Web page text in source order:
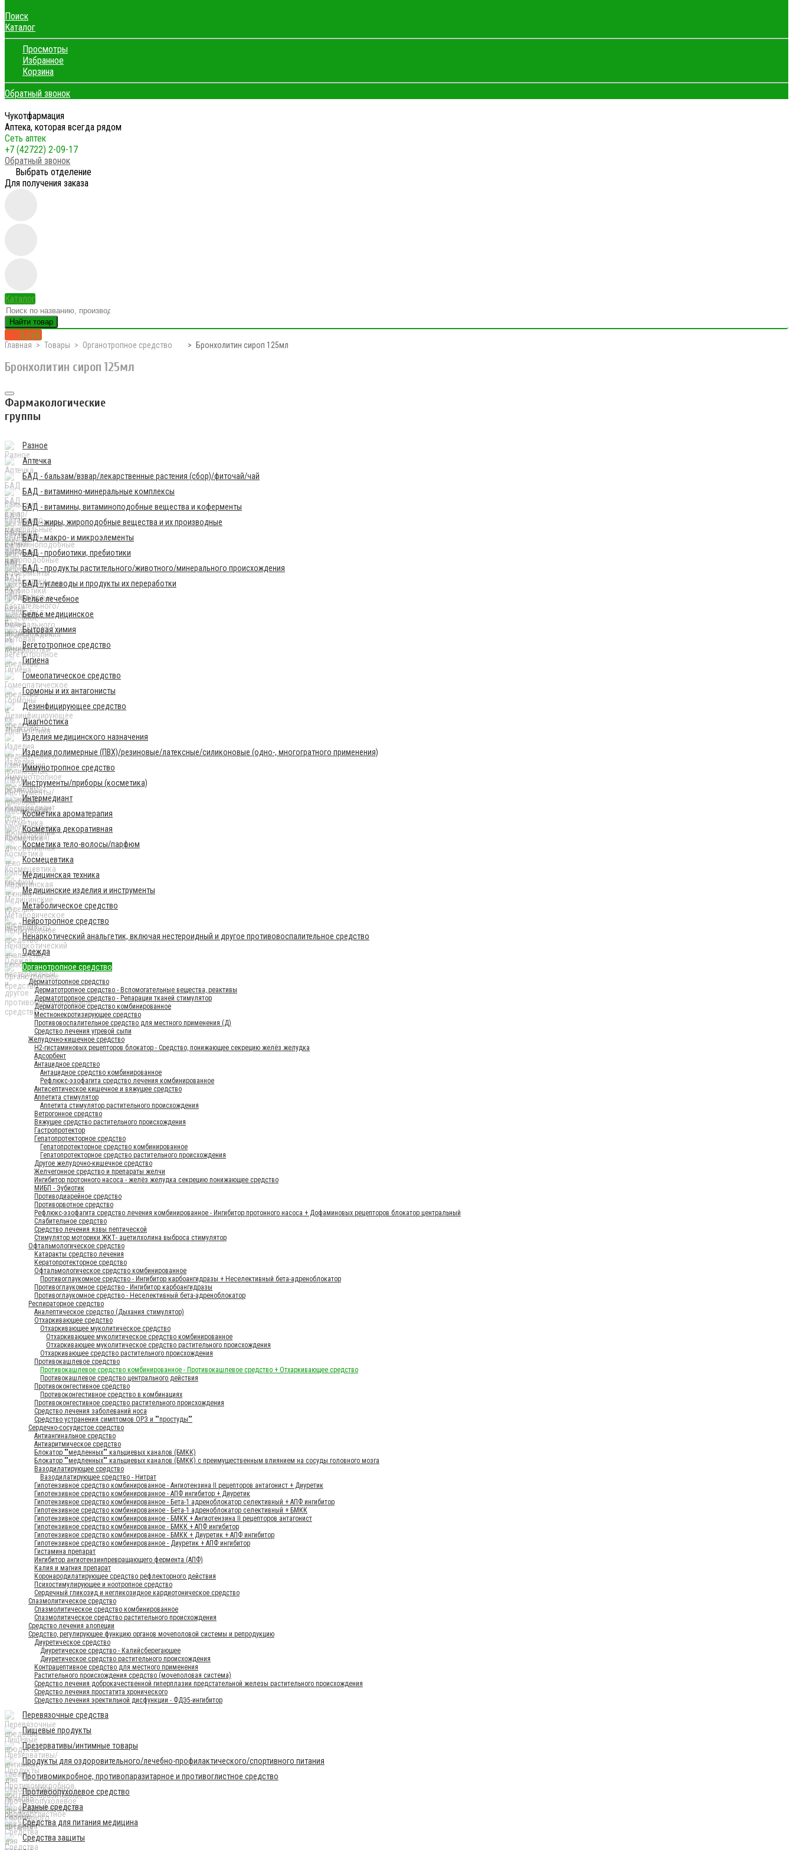
Поиск
Каталог
Просмотры
Избранное
Корзина
Обратный звонок
Чукотфармация
Аптека, которая всегда рядом
Сеть аптек
+7 (42722) 2-09-17
Обратный звонок
Выбрать отделение
Для получения заказа
Каталог
Найти товар
0 руб.
Главная Товары Органотропное средство Бронхолитин сироп 125мл
Бронхолитин сироп 125мл
Фармакологические
группы
Разное
Аптечка
БАД - бальзам/взвар/лекарственные растения (сбор)/фиточай/чай
БАД - витаминно-минеральные комплексы
БАД - витамины, витаминоподобные вещества и коферменты
БАД - жиры, жироподобные вещества и их производные
БАД - макро- и микроэлементы
БАД - пробиотики, пребиотики
БАД - продукты растительного/животного/минерального происхождения
БАД - углеводы и продукты их переработки
Бельё лечебное
Бельё медицинское
Бытовая химия
Вегетотропное средство
Гигиена
Гомеопатическое средство
Гормоны и их антагонисты
Дезинфицирующее средство
Диагностика
Изделия медицинского назначения
Изделия полимерные (ПВХ)/резиновые/латексные/силиконовые (одно-, многогратного применения)
Иммунотропное средство
Инструменты/приборы (косметика)
Интермедиант
Косметика ароматерапия
Косметика декоративная
Косметика тело-волосы/парфюм
Космецевтика
Медицинская техника
Медицинские изделия и инструменты
Метаболическое средство
Нейротропное средство
Ненаркотический анальгетик, включая нестероидный и другое противовоспалительное средство
Одежда
Органотропное средство
Дерматотропное средство
Дерматотропное средство - Вспомогательные вещества, реактивы
Дерматотропное средство - Репарации тканей стимулятор
Дерматотропное средство комбинированное
Местнонекротизирующее средство
Противовоспалительное средство для местного применения (Д)
Средство лечения угревой сыпи
Желудочно-кишечное средство
H2-гистаминовых рецепторов блокатор - Средство, понижающее секрецию желёз желудка
Адсорбент
Антацидное средство
Антацидное средство комбинированное
Рефлюкс-эзофагита средство лечения комбинированное
Антисептическое кишечное и вяжущее средство
Аппетита стимулятор
Аппетита стимулятор растительного происхождения
Ветрогонное средство
Вяжущее средство растительного происхождения
Гастропротектор
Гепатопротекторное средство
Гепатопротекторное средство комбинированное
Гепатопротекторное средство растительного происхождения
Другое желудочно-кишечное средство
Желчегонное средство и препараты желчи
Ингибитор протонного насоса - желёз желудка секрецию понижающее средство
МИБП - Эубиотик
Противодиарейное средство
Противорвотное средство
Рефлюкс-эзофагита средство лечения комбинированное - Ингибитор протонного насоса + Дофаминовых рецепторов блокатор центральный
Слабительное средство
Средство лечения язвы пептической
Стимулятор моторики ЖКТ- ацетилхолина выброса стимулятор
Офтальмологическое средство
Катаракты средство лечения
Кератопротекторное средство
Офтальмологическое средство комбинированное
Противоглаукомное средство - Ингибитор карбоангидразы + Неселективный бета-адреноблокатор
Противоглаукомное средство - Ингибитор карбоангидразы
Противоглаукомное средство - Неселективный бета-адреноблокатор
Респираторное средство
Аналептическое средство (Дыхания стимулятор)
Отхаркивающее средство
Отхаркивающее муколитическое средство
Отхаркивающее муколитическое средство комбинированное
Отхаркивающее муколитическое средство растительного происхождения
Отхаркивающее средство растительного происхождения
Противокашлевое средство
Противокашлевое средство комбинированное - Противокашлевое средство + Отхаркивающее средство
Противокашлевое средство центрального действия
Противоконгестивное средство
Противоконгестивное средство в комбинациях
Противоконгестивное средство растительного происхождения
Средство лечения заболеваний носа
Средство устранения симптомов ОРЗ и ""простуды""
Сердечно-сосудистое средство
Антиангинальное средство
Антиаритмическое средство
Блокатор ""медленных"" кальциевых каналов (БМКК)
Блокатор ""медленных"" кальциевых каналов (БМКК) с преимущественным влиянием на сосуды головного мозга
Вазодилатирующее средство
Вазодилатирующее средство - Нитрат
Гипотензивное средство комбинированное - Ангиотензина II рецепторов антагонист + Диуретик
Гипотензивное средство комбинированное - АПФ ингибитор + Диуретик
Гипотензивное средство комбинированное - Бета-1 адреноблокатор селективный + АПФ ингибитор
Гипотензивное средство комбинированное - Бета-1 адреноблокатор селективный + БМКК
Гипотензивное средство комбинированное - БМКК + Ангиотензина II рецепторов антагонист
Гипотензивное средство комбинированное - БМКК + АПФ ингибитор
Гипотензивное средство комбинированное - БМКК + Диуретик + АПФ ингибитор
Гипотензивное средство комбинированное - Диуретик + АПФ ингибитор
Гистамина препарат
Ингибитор ангиотензинпревращающего фермента (АПФ)
Калия и магния препарат
Коронародилатирующее средство рефлекторного действия
Психостимулирующее и ноотропное средство
Сердечный гликозид и негликозидное кардиотоническое средство
Спазмолитическое средство
Спазмолитическое средство комбинированное
Спазмолитическое средство растительного происхождения
Средство лечения алопеции
Средство, регулирующее функцию органов мочеполовой системы и репродукцию
Диуретическое средство
Диуретическое средство - Калийсберегающее
Диуретическое средство растительного происхождения
Контрацептивное средство для местного применения
Растительного происхождения средство (мочеполовая система)
Средство лечения доброкачественной гиперплазии предстательной железы растительного происхождения
Средство лечения простатита хронического
Средство лечения эректильной дисфункции - ФДЭ5-ингибитор
Перевязочные средства
Пищевые продукты
Презервативы/интимные товары
Продукты для оздоровительного/лечебно-профилактического/спортивного питания
Противомикробное, противопаразитарное и противоглистное средство
Противоопухолевое средство
Разные средства
Средства для питания медицина
Средства защиты